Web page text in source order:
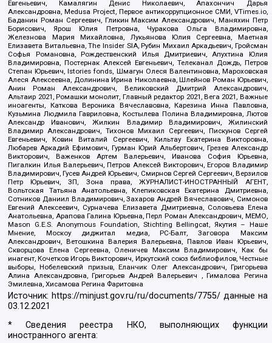
Евгеньевич, Камалягин Денис Николаевич, Апахончич Дарья
Александровна, Medusa Project, Первое антикоррупционное СМИ, VTimes.io,
Баданин Роман Сергеевич, Гликин Максим Александрович, Маняхин Петр
Борисович, Ярош Юлия Петровна, Чуракова Ольга Владимировна,
Железнова Мария Михайловна, Лукьянова Юлия Сергеевна, Маетная
Елизавета Витальевна, The Insider SIA, Рубин Михаил Аркадьевич, Гройсман
Софья Романовна, Рождественский Илья Дмитриевич, Апухтина Юлия
Владимировна, Постернак Алексей Евгеньевич, Телеканал Дождь, Петров
Степан Юрьевич, Istories fonds, Шмагун Олеся Валентиновна, Мароховская
Алеся Алексеевна, Долинина Ирина Николаевна, Шлейнов Роман Юрьевич,
Анин Роман Александрович, Великовский Дмитрий Александрович,
Альтаир 2021, Ромашки монолит, Главный редактор 2021, Вега 2021, Важные
иноагенты, Каткова Вероника Вячеславовна, Карезина Инна Павловна,
Кузьмина Людмила Гавриловна, Костылева Полина Владимировна, Лютов
Александр Иванович, Жилкин Владимир Владимирович, Жилинский
Владимир Александрович, Тихонов Михаил Сергеевич, Пискунов Сергей
Евгеньевич, Ковин Виталий Сергеевич, Кильтау Екатерина Викторовна,
Любарев Аркадий Ефимович, Гурман Юрий Альбертович, Грезев Александр
Викторович, Важенков Артем Валерьевич, Иванова София Юрьевна,
Пигалкин Илья Валерьевич, Петров Алексей Викторович, Егоров Владимир
Владимирович, Гусев Андрей Юрьевич, Смирнов Сергей Сергеевич, Верзилов
Петр Юрьевич, ЗП, Зона права, ЖУРНАЛИСТ-ИНОСТРАННЫЙ АГЕНТ,
Вольтская Татьяна Анатольевна, Клепиковская Екатерина Дмитриевна,
Сотников Даниил Владимирович, Захаров Андрей Вячеславович, Симонов
Евгений Алексеевич, Сурначева Елизавета Дмитриевна, Соловьева Елена
Анатольевна, Арапова Галина Юрьевна, Перл Роман Александрович, МЕМО,
Mason G.E.S. Anonymous Foundation, Stichting Bellingcat, Якутия – Наше
Мнение, Москоу диджитал медиа, РС-Балт, Заговора Максим
Александрович, Ветошкина Валерия Валерьевна, Павлов Иван Юрьевич,
Скворцова Елена Сергеевна, Оленичев Максим Владимирович, Как бы
инагент, Кочетков Игорь Викторович, Иркутский союз библиофилов, Честные
выборы, Нобелевский призыв, Еланчик Олег Александрович, Григорьева
Алина Александровна, Григорьев Андрей Валерьевич , Гималова Регина
Эмилевна, Хисамова Регина Фаритовна
Источник: https://minjust.gov.ru/ru/documents/7755/ данные на
03.12.2021
* Сведения реестра НКО, выполняющих функции
иностранного агента: